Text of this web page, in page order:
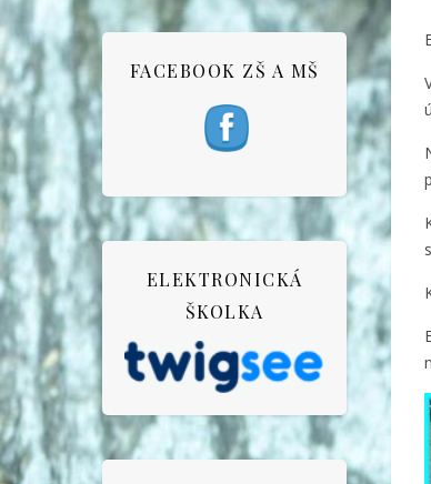
FACEBOOK ZŠ A MŠ
ELEKTRONICKÁ
ŠKOLKA